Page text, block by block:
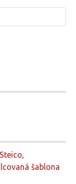
šablona